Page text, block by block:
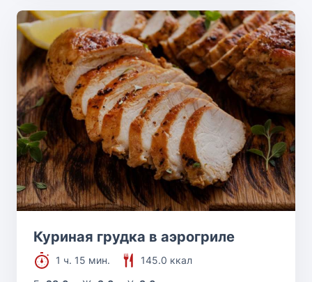
Куриная грудка в аэрогриле
1 ч. 15 мин.
145.0 ккал